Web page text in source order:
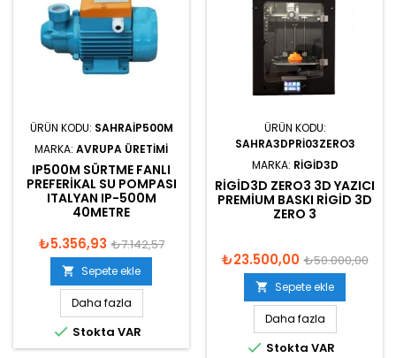
ÜRÜN KODU: SAHRAIP500M
MARKA: AVRUPA ÜRETIMI
IP500M SÜRTME FANLI
PREFERIKAL SU POMPASI
ITALYAN IP-500M
40METRE
₺5.356,93 ₺7.142,57
 Sepete ekle
Daha fazla
 Stokta VAR
ÜRÜN KODU:
SAHRA3DPRI03ZERO3
MARKA: RIGID3D
RIGID3D ZERO3 3D YAZICI
PREMIUM BASKI RIGID 3D
ZERO 3
₺23.500,00 ₺50.000,00
 Sepete ekle
Daha fazla
 Stokta VAR